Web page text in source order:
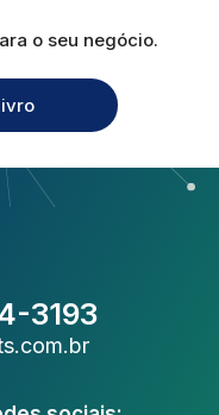
o seu negócio.
3193